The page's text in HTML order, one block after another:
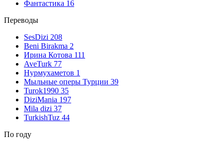
Фантастика 16
Переводы
SesDizi 208
Beni Birakma 2
Ирина Котова 111
AveTurk 77
Нурмухаметов 1
Мыльные оперы Турции 39
Turok1990 35
DiziMania 197
Mila dizi 37
TurkishTuz 44
По году